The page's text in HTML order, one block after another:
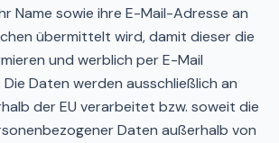
Name sowie ihre E-Mail-Adresse an
übermittelt wird, damit dieser die
und werblich per E-Mail
Daten werden ausschließlich an
der EU verarbeitet bzw. soweit die
Daten außerhalb von